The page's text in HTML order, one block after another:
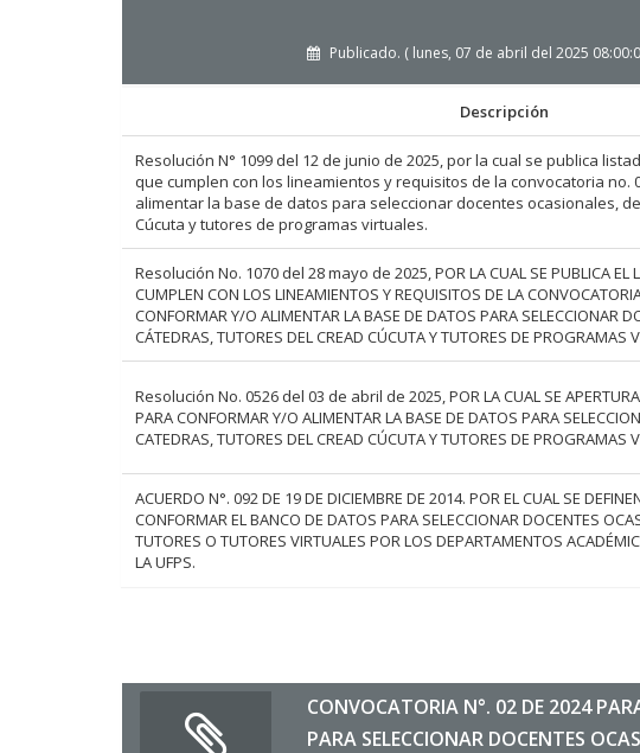
Publicado. ( lunes, 07 de abril del 2025
Descripción
Resolución N° 1099 del 12 de junio de 2025, por la cual se publica
que cumplen con los lineamientos y requisitos de la convocatoria no.
alimentar la base de datos para seleccionar docentes ocasionales,
Cúcuta y tutores de programas virtuales.
Resolución No. 1070 del 28 mayo de 2025, POR LA CUAL SE PUBLICA EL
CUMPLEN CON LOS LINEAMIENTOS Y REQUISITOS DE LA
CONFORMAR Y/O ALIMENTAR LA BASE DE DATOS PARA SELECCIONAR
CÁTEDRAS, TUTORES DEL CREAD CÚCUTA Y TUTORES DE PROGRAMAS
Resolución No. 0526 del 03 de abril de 2025, POR LA CUAL SE
PARA CONFORMAR Y/O ALIMENTAR LA BASE DE DATOS PARA
CATEDRAS, TUTORES DEL CREAD CÚCUTA Y TUTORES DE PROGRAMAS
ACUERDO N°. 092 DE 19 DE DICIEMBRE DE 2014. POR EL CUAL SE
CONFORMAR EL BANCO DE DATOS PARA SELECCIONAR DOCENTES
TUTORES O TUTORES VIRTUALES POR LOS DEPARTAMENTOS
LA UFPS.
CONVOCATORIA N°. 02 DE 2024
PARA SELECCIONAR DOCENTES